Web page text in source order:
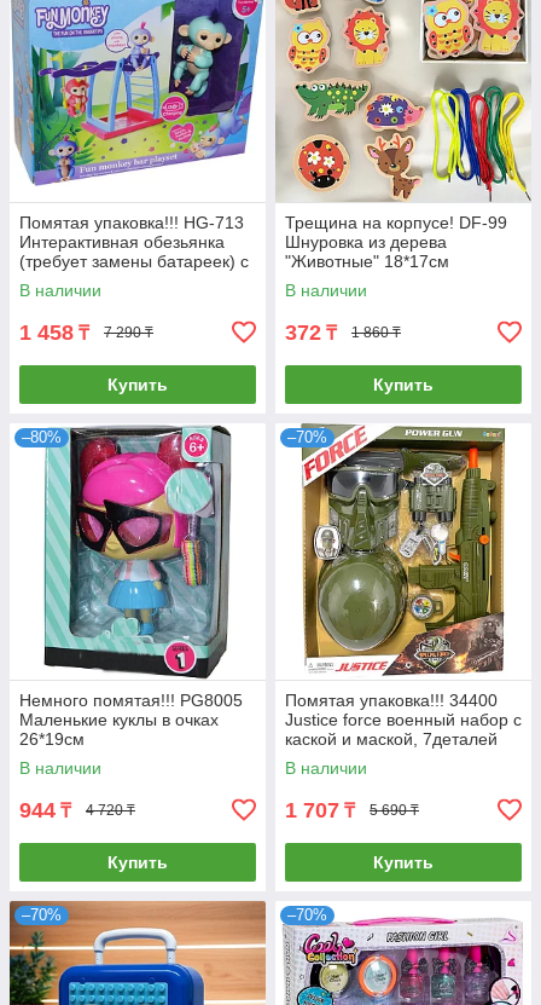
Помятая упаковка!!! HG-713
Интерактивная обезьянка
(требует замены батареек) с
площадкой для игры 24*31
В наличии
1 458 ₸ 7 290 ₸
Купить
Трещина на корпусе! DF-99
Шнуровка из дерева
"Животные" 18*17см
В наличии
372 ₸ 1 860 ₸
Купить
–80%
Немного помятая!!! PG8005
Маленькие куклы в очках
26*19см
В наличии
944 ₸ 4 720 ₸
Купить
–70%
Помятая упаковка!!! 34400
Justice force военный набор с
каской и маской, 7деталей
47*38см
В наличии
1 707 ₸ 5 690 ₸
Купить
–70% –70%